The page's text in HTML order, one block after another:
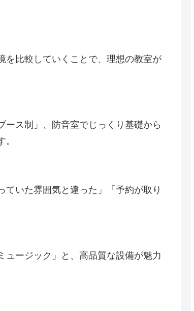
を比較していくことで、理想の教室が
ス制」、防音室でじっくり基礎から
いた雰囲気と違った」「予約が取り
ュージック」と、高品質な設備が魅力